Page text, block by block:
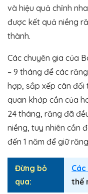
và hiệu quả chỉnh
được kết quả niềng
thành.
Các chuyên gia của
– 9 tháng để các
hợp, sắp xếp cân
quan khớp cắn của
24 tháng, răng đã
niềng, tuy nhiên cần
đến 1 năm để giữ
Đừng bỏ
qua:
thế